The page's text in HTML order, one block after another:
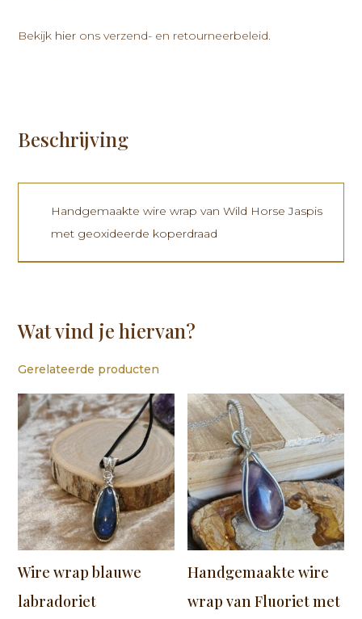
geoxideerde
Bekijk hier ons verzend- en retourneerbeleid.
Beschrijving
Handgemaakte wire wrap van Wild Horse Jaspis
met geoxideerde koperdraad
Wat vind je hiervan?
Gerelateerde producten
Wire wrap blauwe
labradoriet
Handgemaakte wire
wrap van Fluoriet met